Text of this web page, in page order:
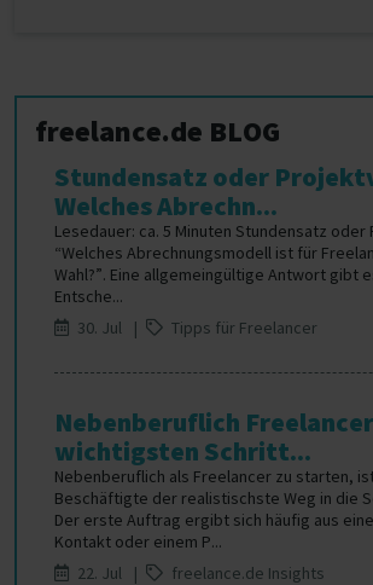
freelance.de BLOG
Stundensatz oder
Welches Abrechn...
Lesedauer: ca. 5 Minuten Stundensatz
“Welches Abrechnungsmodell ist für
Wahl?”. Eine allgemeingültige Antwort gibt
Entsche...
30. Jul |
Tipps für Freelancer
Nebenberuflich
wichtigsten Schritt...
Nebenberuflich als Freelancer zu starten,
Beschäftigte der realistischste Weg in die
Der erste Auftrag ergibt sich häufig aus
Kontakt oder einem P...
22. Jul |
freelance.de Insights